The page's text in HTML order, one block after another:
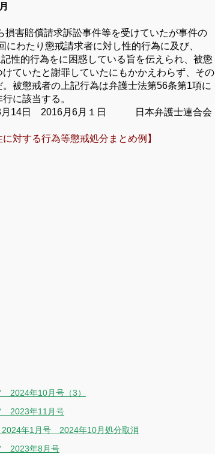
害賠償請求訴訟事件等を受けていたが事件の
わたり懲戒請求者に対し性的行為に及び、
性的行為をに困惑している旨を伝えられ、被懲
ていたと謝罪していたにもかかえわらず、その
被懲戒者の上記行為は弁護士法第56条第1項に
に該当する。
月14日 2016月6月１日 日本弁護士連合会
対する行為等懲戒処分まとめ例】
2024年10月号（3）
2023年11月号
年1月号 2024年10月処分取消
2023年8月号